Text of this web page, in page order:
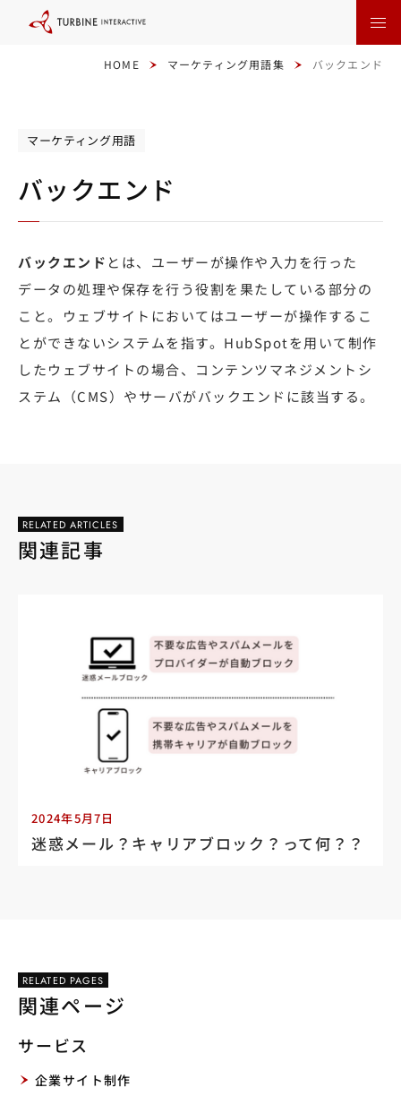
HOME マーケティング用語集 バックエンド
マーケティング用語
バックエンド
バックエンド とは、ユーザーが操作や入力を行った
データの処理や保存を行う役割を果たしている部分の
こと。ウェブサイトにおいてはユーザーが操作するこ
とができないシステムを指す。HubSpotを用いて制作
したウェブサイトの場合、コンテンツマネジメントシ
ステム（CMS）やサーバがバックエンドに該当する。
RELATED ARTICLES
関連記事
2024年5月7日
迷惑メール？キャリアブロック？って何？？
RELATED PAGES
関連ページ
サービス
企業サイト制作